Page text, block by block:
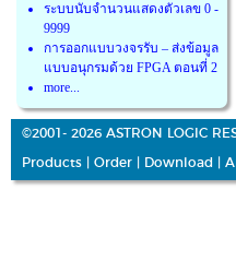
ระบบนับจำนวนแสดงตัวเลข 0 -
9999
การออกแบบวงจรรับ – ส่งข้อมูล
แบบอนุกรมด้วย FPGA ตอนที่ 2
more...
©2001- 2026 ASTRON LOGIC
Products Order Download